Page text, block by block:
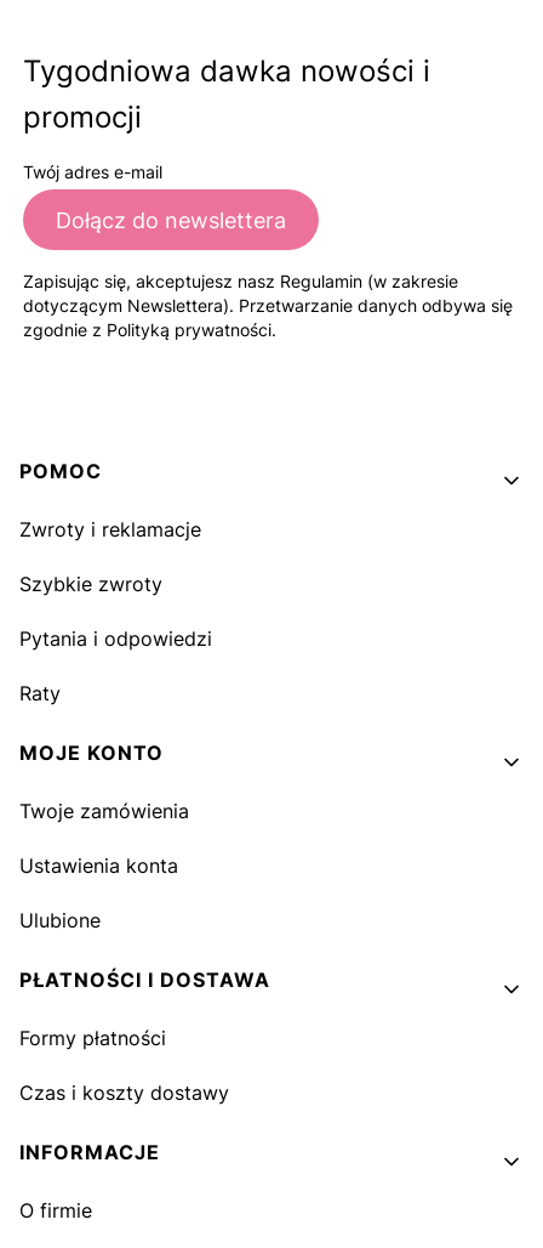
Tygodniowa dawka nowości i
promocji
Twój adres e-mail
Dołącz do newslettera
Zapisując się, akceptujesz nasz Regulamin (w zakresie
dotyczącym Newslettera). Przetwarzanie danych odbywa się
zgodnie z Polityką prywatności.
Linki w stopce
POMOC
Zwroty i reklamacje
Szybkie zwroty
Pytania i odpowiedzi
Raty
MOJE KONTO
Twoje zamówienia
Ustawienia konta
Ulubione
PŁATNOŚCI I DOSTAWA
Formy płatności
Czas i koszty dostawy
INFORMACJE
O firmie